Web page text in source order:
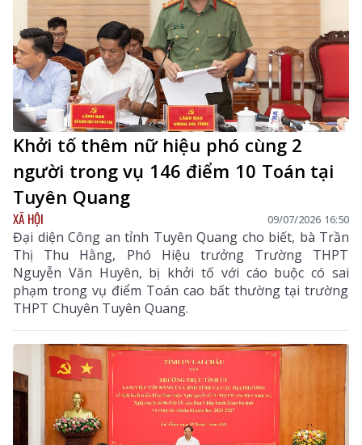
Khởi tố thêm nữ hiệu phó cùng 2
người trong vụ 146 điểm 10 Toán tại
Tuyên Quang
XÃ HỘI 09/07/2026 16:50
Đại diện Công an tỉnh Tuyên Quang cho biết, bà Trần
Thị Thu Hằng, Phó Hiệu trưởng Trường THPT
Nguyễn Văn Huyên, bị khởi tố với cáo buộc có sai
phạm trong vụ điểm Toán cao bất thường tại trường
THPT Chuyên Tuyên Quang.